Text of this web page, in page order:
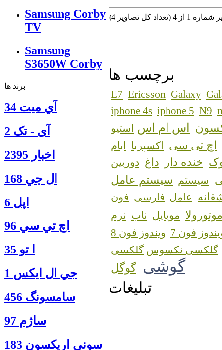
Samsung Corby
TV
Samsung
S3650W Corby
برند ها
آي ميت 34
آی - تک 2
اخبار 2395
ال جي 168
اپل 6
اچ تي سي 96
ا‍ تو 35
جي ال ايكس 1
سامسونگ 456
ساژم 97
سوني اريكسون 183
از 4 (تعداد كل تصاوير 4)
برچسب ها
E7 Ericsson Galaxy
iphone 4s iphone 5 N9
اس ام اس استیو
اچ تی سی اکسپریا ایام
خنده دار داغ دوربین
سیستم سیستم عامل
عامل فارسی فون
موتورولا مویایل ناب نرم
فون 7
ویندوز فون 8
گلکسی نکسوس
گوشی گوگل
تبلیغات